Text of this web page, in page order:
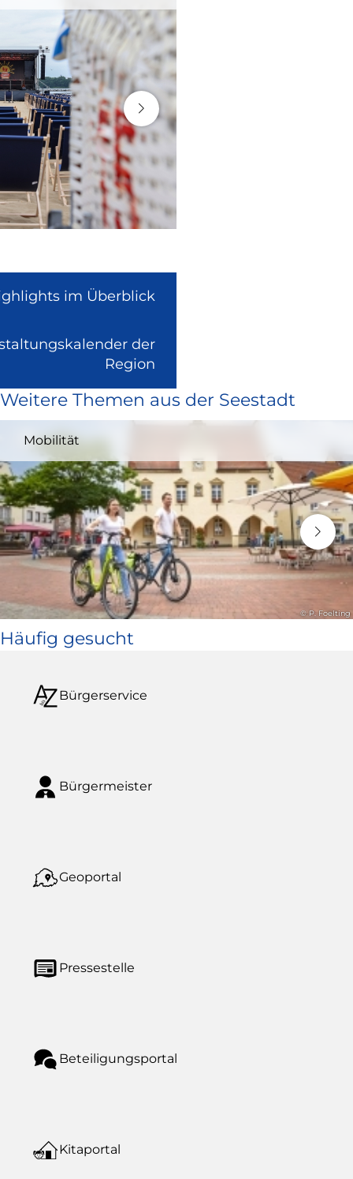
im Überblick
der
Region
extern
und
in
neuem
Fenster)
Weitere Themen aus der Seestadt
Mobilität
© P. Foelting
Häufig gesucht
Bürgerservice
Bürgermeister
Geoportal
Pressestelle
Beteiligungsportal
Kitaportal